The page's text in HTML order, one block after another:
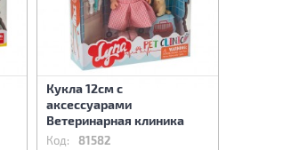
Кукла 12см с
аксессуарами
Ветеринарная клиника
Код: 81582